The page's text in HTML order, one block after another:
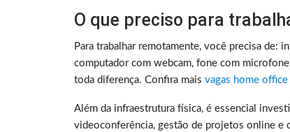
O que preciso para
Para trabalhar remotamente, você precisa de:
computador com webcam, fone com
toda diferença. Confira mais vagas home office
Além da infraestrutura física, é essencial
videoconferência, gestão de projetos online e